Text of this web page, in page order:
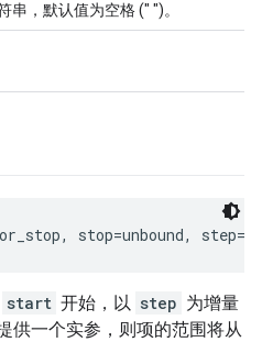
串，默认值为空格 (" ")。
stop=unbound,
start 开始，以 step 为增量
供一个实参，则项的范围将从